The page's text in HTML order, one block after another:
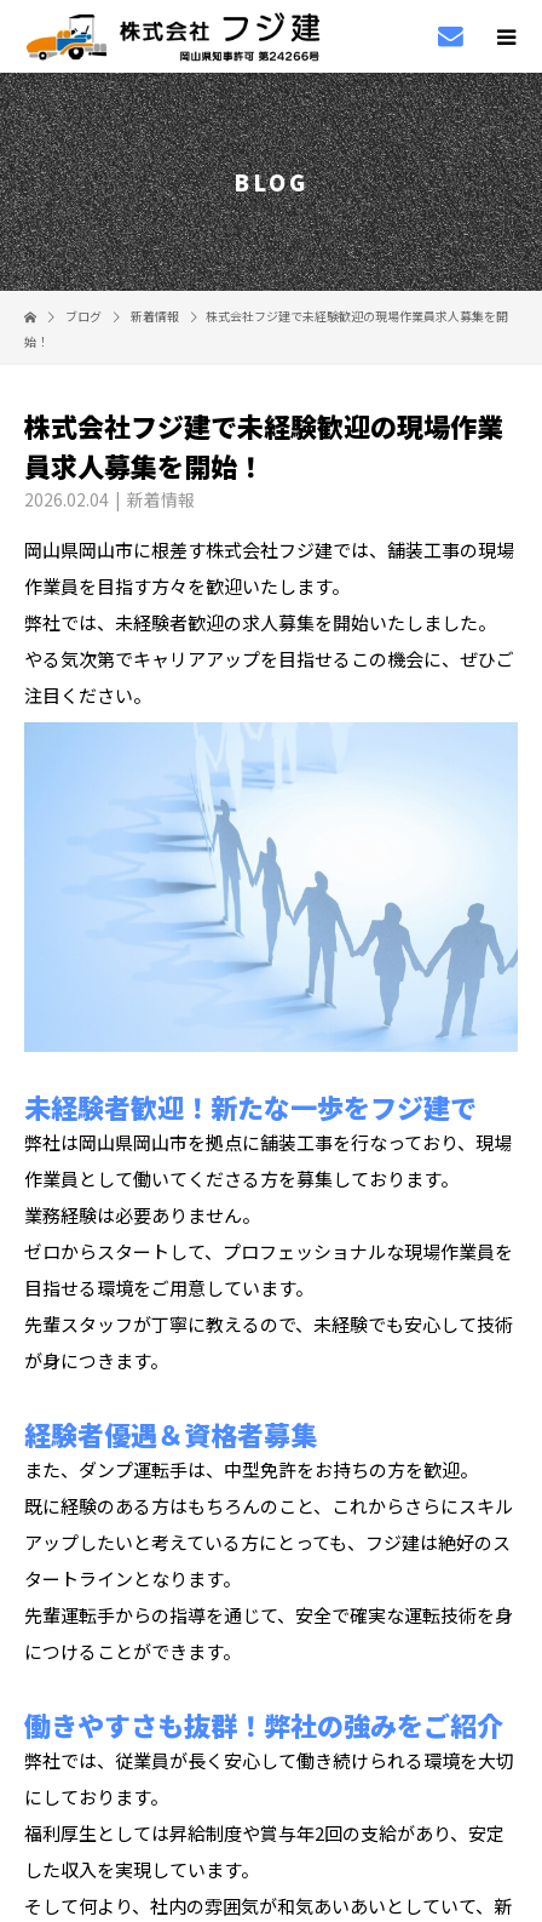
BLOG
ブログ 新着情報
株式会社フジ建で未経験歓迎の現場作業員求人募集を開
始！
株式会社フジ建で未経験歓迎の現場作業
員求人募集を開始！
2026.02.04 新着情報
岡山県岡山市に根差す株式会社フジ建では、舗装工事の現場
作業員を目指す方々を歓迎いたします。
弊社では、未経験者歓迎の求人募集を開始いたしました。
やる気次第でキャリアアップを目指せるこの機会に、ぜひご
注目ください。
未経験者歓迎！新たな一歩をフジ建で
弊社は岡山県岡山市を拠点に舗装工事を行なっており、現場
作業員として働いてくださる方を募集しております。
業務経験は必要ありません。
ゼロからスタートして、プロフェッショナルな現場作業員を
目指せる環境をご用意しています。
先輩スタッフが丁寧に教えるので、未経験でも安心して技術
が身につきます。
経験者優遇＆資格者募集
また、ダンプ運転手は、中型免許をお持ちの方を歓迎。
既に経験のある方はもちろんのこと、これからさらにスキル
アップしたいと考えている方にとっても、フジ建は絶好のス
タートラインとなります。
先輩運転手からの指導を通じて、安全で確実な運転技術を身
につけることができます。
働きやすさも抜群！弊社の強みをご紹介
弊社では、従業員が長く安心して働き続けられる環境を大切
にしております。
福利厚生としては昇給制度や賞与年2回の支給があり、安定
した収入を実現しています。
そして何より、社内の雰囲気が和気あいあいとしていて、新